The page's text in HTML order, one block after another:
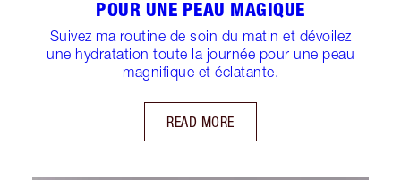
POUR UNE PEAU MAGIQUE
Suivez ma routine de soin du matin et dévoilez
une hydratation toute la journée pour une peau
magnifique et éclatante.
READ MORE